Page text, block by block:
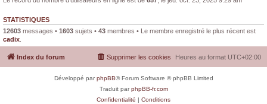
STATISTIQUES
12603 messages • 1603 sujets • 43 membres • Le membre enregistré le plus récent est
cadix
Index du forum Heures au format UTC+02:00
Supprimer les cookies
Développé parphpBB® Forum Software © phpBB Limited
Traduit parphpBB-fr.com
Confidentialité | Conditions